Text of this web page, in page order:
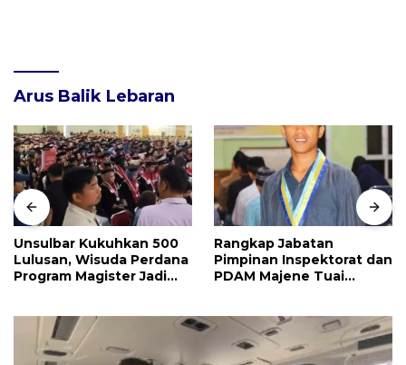
Arus Balik Lebaran
Unsulbar Kukuhkan 500
Lulusan, Wisuda Perdana
Program Magister Jadi
Rangkap Jabatan
Pimpinan Inspektorat dan
PDAM Majene Tuai
Independensi
Pengawasan